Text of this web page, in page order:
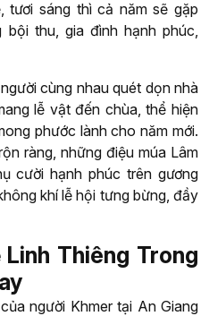
tươi sáng thì cả năm sẽ gặp
bội thu, gia đình hạnh phúc,
cùng nhau quét dọn nhà
lễ vật đến chùa, thể hiện
phước lành cho năm mới.
ràng, những điệu múa Lâm
cười hạnh phúc trên gương
khí lễ hội tưng bừng, đầy
Thiêng Trong
người Khmer tại An Giang